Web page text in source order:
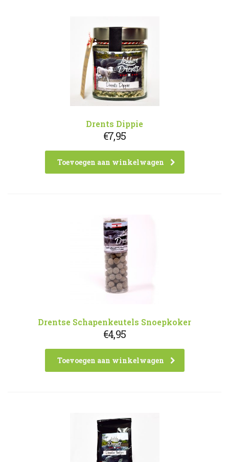
Drents Dippie
€7,95
Toevoegen aan winkelwagen
Drentse Schapenkeutels Snoepkoker
€4,95
Toevoegen aan winkelwagen